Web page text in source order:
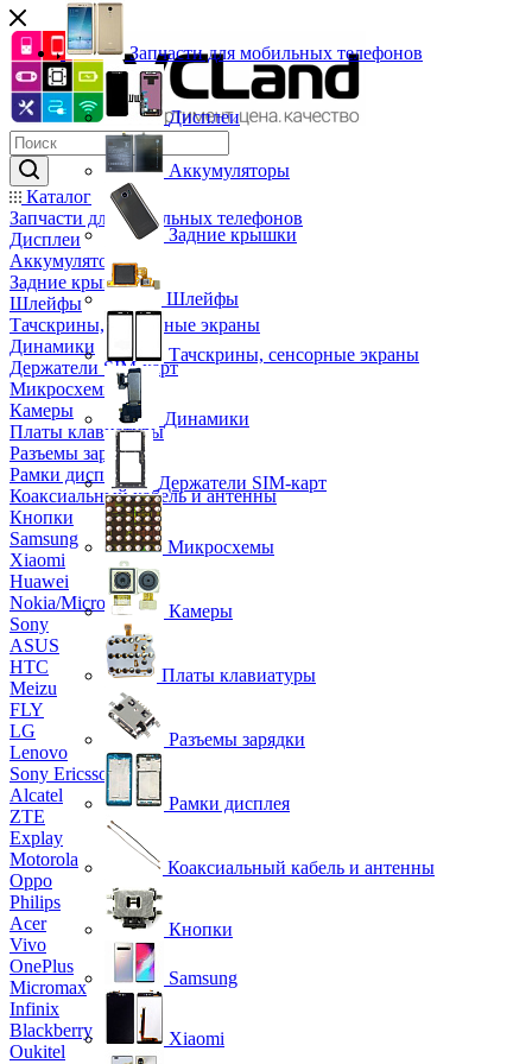
Каталог
Запчасти для мобильных телефонов
Дисплеи
Аккумуляторы
Задние крышки
Шлейфы
Тачскрины, сенсорные экраны
Динамики
Держатели SIM-карт
Микросхемы
Камеры
Платы клавиатуры
Разъемы зарядки
Рамки дисплея
Коаксиальный кабель и антенны
Кнопки
Samsung
Xiaomi
Huawei
Nokia/Microsoft
Sony
ASUS
HTC
Meizu
FLY
LG
Lenovo
Sony Ericsson
Alcatel
ZTE
Explay
Motorola
Oppo
Philips
Acer
Vivo
OnePlus
Micromax
Infinix
Blackberry
Oukitel
Запчасти для мобильных телефонов
Дисплеи
Аккумуляторы
Задние крышки
Шлейфы
Тачскрины, сенсорные экраны
Динамики
Держатели SIM-карт
Микросхемы
Камеры
Платы клавиатуры
Разъемы зарядки
Рамки дисплея
Коаксиальный кабель и антенны
Кнопки
Samsung
Xiaomi